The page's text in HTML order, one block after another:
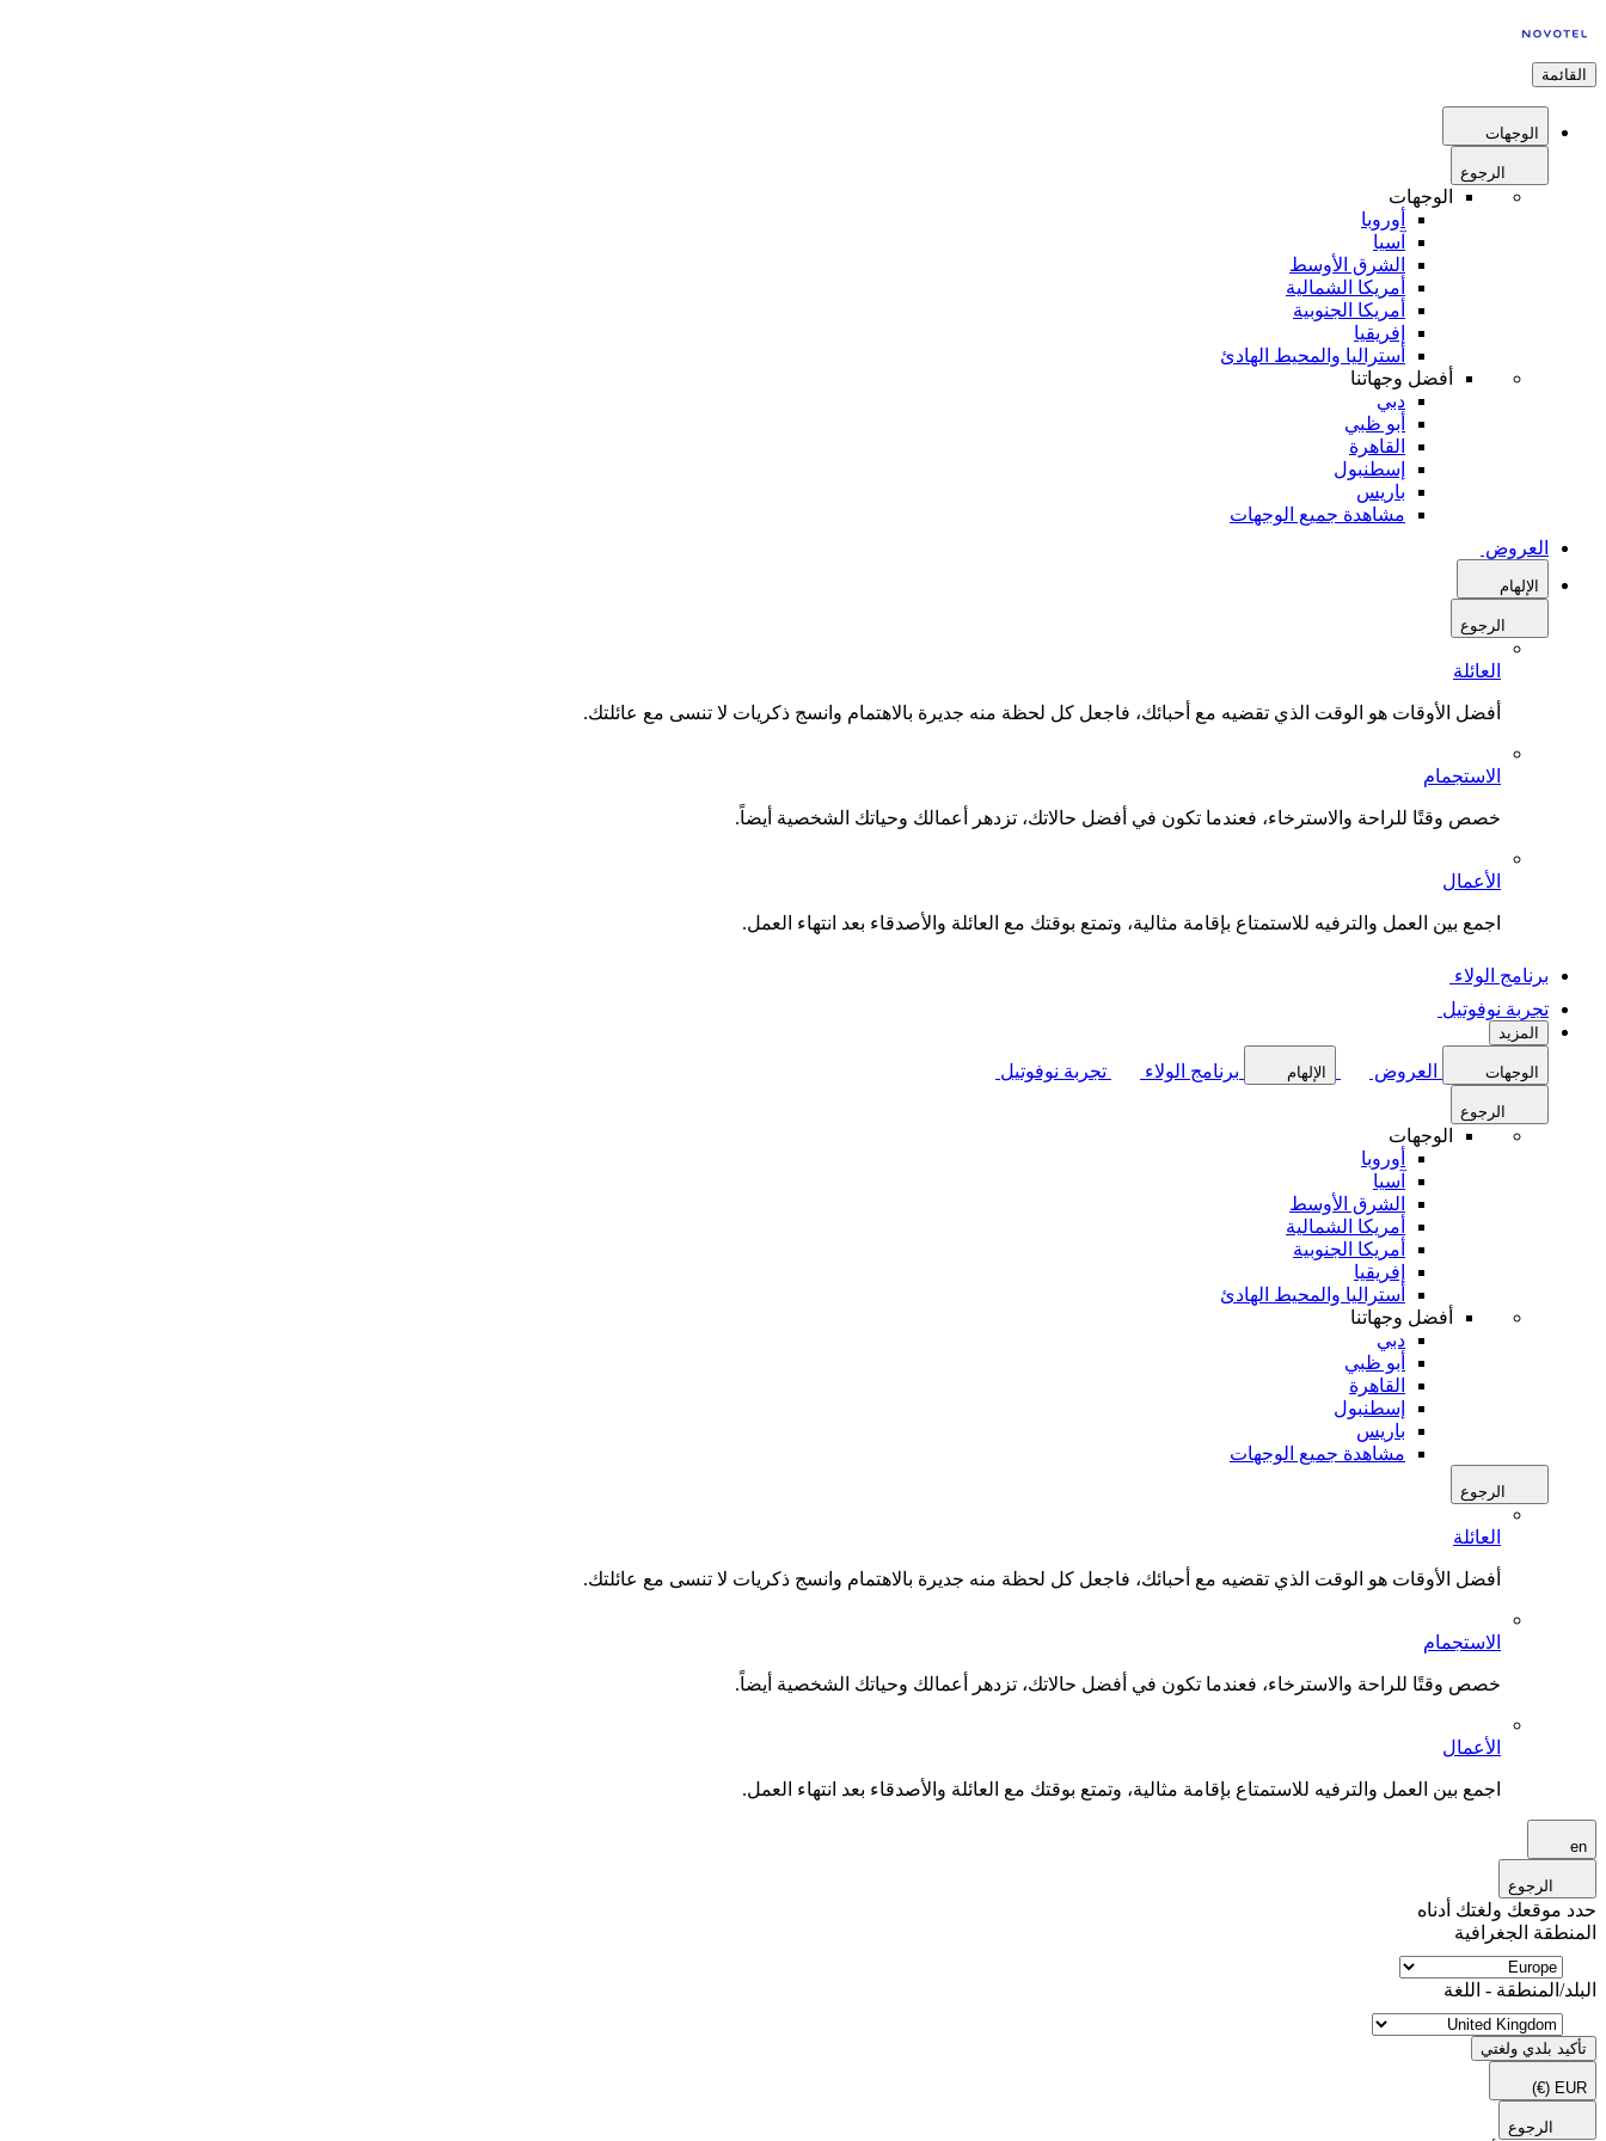
القائمة
الوجهات
الرجوع
الوجهات
أوروبا
آسيا
الشرق الأوسط
أمريكا الشمالية
أمريكا الجنوبية
إفريقيا
أستراليا والمحيط الهادئ
أفضل وجهاتنا
دبي
أبو ظبي
القاهرة
إسطنبول
باريس
مشاهدة جميع الوجهات
العروض
الإلهام
الرجوع
العائلة
أفضل الأوقات هو الوقت الذي تقضيه مع أحبائك، فاجعل كل لحظة منه جديرة بالاهتمام وانسج ذكريات لا تنسى مع عائلتك.
الاستجمام
خصص وقتًا للراحة والاسترخاء، فعندما تكون في أفضل حالاتك، تزدهر أعمالك وحياتك الشخصية أيضاً.
الأعمال
اجمع بين العمل والترفيه للاستمتاع بإقامة مثالية، وتمتع بوقتك مع العائلة والأصدقاء بعد انتهاء العمل.
برنامج الولاء
تجربة نوفوتيل
المزيد
الوجهات العروض الإلهام برنامج الولاء تجربة نوفوتيل
الرجوع
الوجهات
أوروبا
آسيا
الشرق الأوسط
أمريكا الشمالية
أمريكا الجنوبية
إفريقيا
أستراليا والمحيط الهادئ
أفضل وجهاتنا
دبي
أبو ظبي
القاهرة
إسطنبول
باريس
مشاهدة جميع الوجهات
الرجوع
العائلة
أفضل الأوقات هو الوقت الذي تقضيه مع أحبائك، فاجعل كل لحظة منه جديرة بالاهتمام وانسج ذكريات لا تنسى مع عائلتك.
الاستجمام
خصص وقتًا للراحة والاسترخاء، فعندما تكون في أفضل حالاتك، تزدهر أعمالك وحياتك الشخصية أيضاً.
الأعمال
اجمع بين العمل والترفيه للاستمتاع بإقامة مثالية، وتمتع بوقتك مع العائلة والأصدقاء بعد انتهاء العمل.
en
الرجوع
حدد موقعك ولغتك أدناه
المنطقة الجغرافية
البلد/المنطقة - اللغة
تأكيد بلدي ولغتي
EUR
(€)
الرجوع